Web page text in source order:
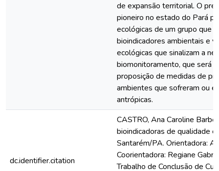
de expansão territorial. O
pioneiro no estado do Pará
ecológicas de um grupo que
bioindicadores ambientais e
ecológicas que sinalizam a
biomonitoramento, que será
proposição de medidas de
ambientes que sofreram ou
antrópicas.
dc.identifier.citation
CASTRO, Ana Caroline
bioindicadoras de qualidade
Santarém/PA. Orientadora:
Coorientadora: Regiane
Trabalho de Conclusão de